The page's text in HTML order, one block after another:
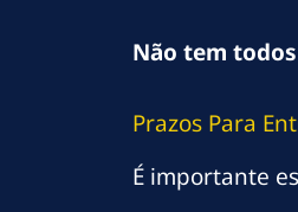
Não tem
Prazos Para
É importante